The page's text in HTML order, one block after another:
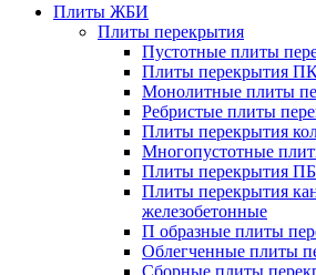
Плиты ЖБИ
Плиты перекрытия
Пустотные плиты
Плиты перекрытия
Монолитные плиты
Ребристые плиты
Плиты перекрытия
Многопустотные
Плиты перекрытия ПБ
Плиты перекрытия
железобетонные
П образные плиты
Облегченные плиты
Сборные плиты